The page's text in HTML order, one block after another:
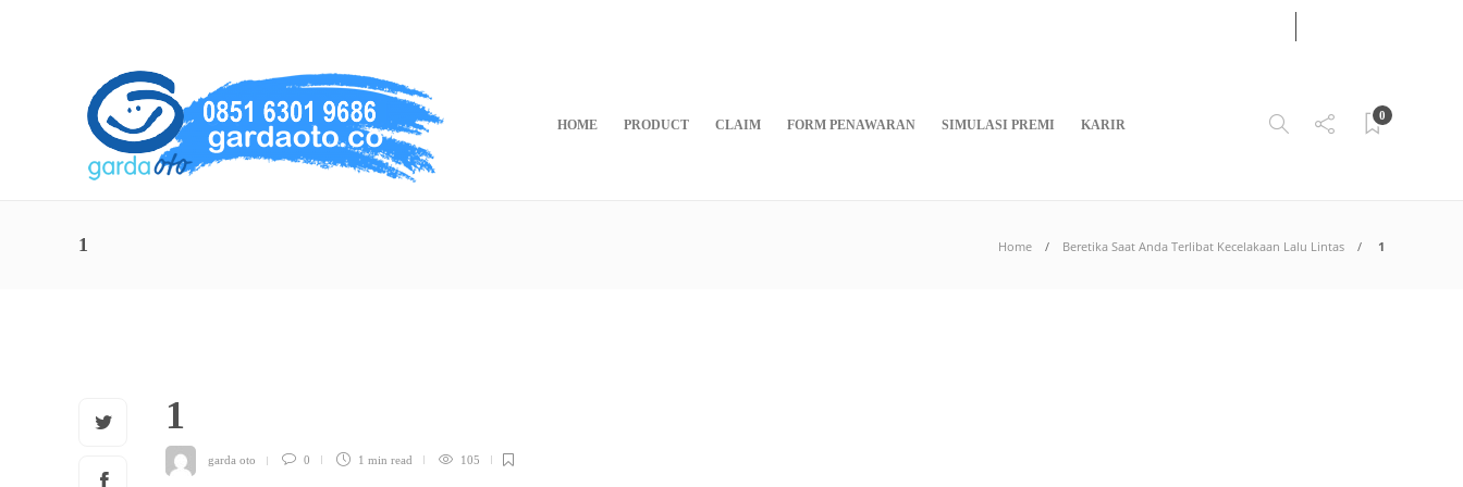
HOME PRODUCT CLAIM FORM PENAWARAN SIMULASI PREMI KARIR
0
1 Home Beretika Saat Anda Terlibat Kecelakaan Lalu Lintas 1
1
garda oto 0 1 min read 105